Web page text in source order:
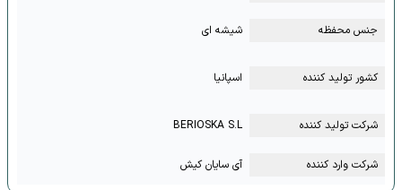
جنس محفظه شیشه ای
کشور تولید کننده اسپانیا
شرکت تولید کننده BERIOSKA S.L
شرکت وارد کننده آی سایان کیش